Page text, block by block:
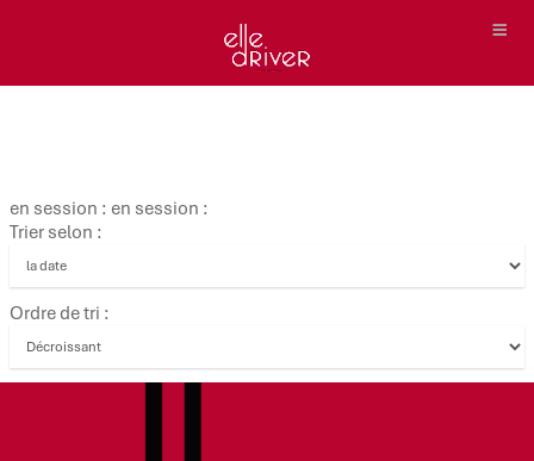
en session : en session :
Trier selon :
Ordre de tri :